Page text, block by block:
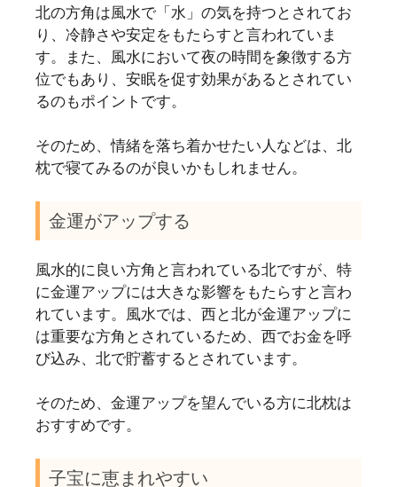
北の方角は風水で「水」の気を持つとされてお
り、冷静さや安定をもたらすと言われていま
す。また、風水において夜の時間を象徴する方
位でもあり、安眠を促す効果があるとされてい
るのもポイントです。
そのため、情緒を落ち着かせたい人などは、北
枕で寝てみるのが良いかもしれません。
金運がアップする
風水的に良い方角と言われている北ですが、特
に金運アップには大きな影響をもたらすと言わ
れています。風水では、西と北が金運アップに
は重要な方角とされているため、西でお金を呼
び込み、北で貯蓄するとされています。
そのため、金運アップを望んでいる方に北枕は
おすすめです。
子宝に恵まれやすい